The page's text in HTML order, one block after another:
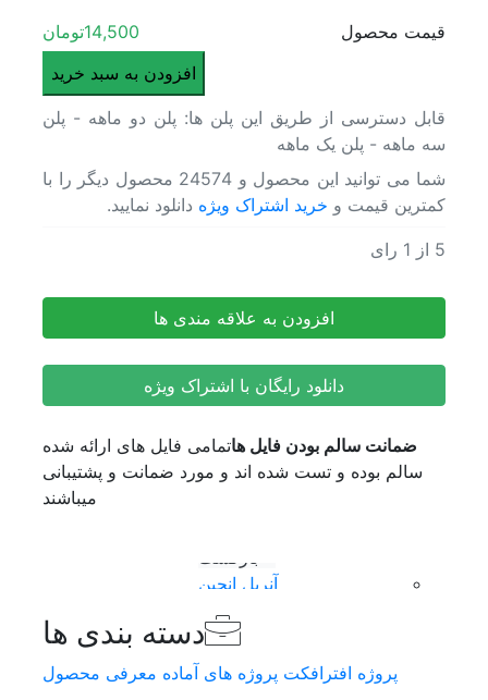
بازگشت
پلاگین فتوشاپ
اکشن
فایل لایه باز psd
HDRI
موزیک
افکت صدا
موزیک زمینه
بازگشت
افتر افکت
بازگشت
آنریل انجین
افترافکت
ایکس دی
ایلوستریتور
پریمیر پرو
قیمت محصول 14,500تومان
عدد
افزودن به سبد خرید
قابل دسترسی از طریق این پلن ها: پلن دو ماهه - پلن
سه ماهه - پلن یک ماهه
شما می توانید این محصول و 24574 محصول دیگر را با
کمترین قیمت و خرید اشتراک ویژه دانلود نمایید.
پروژه افترافکت تبلیغات غذا و رستوران شبکه‌های اجتماعی B90
5 از 1 رای
افزودن به علاقه مندی ها
دانلود رایگان با اشتراک ویژه
ضمانت سالم بودن فایل هاتمامی فایل های ارائه شده
سالم بوده و تست شده اند و مورد ضمانت و پشتیبانی
میباشند
دسته بندی ها
پروژه افترافکت پروژه های آماده معرفی محصول